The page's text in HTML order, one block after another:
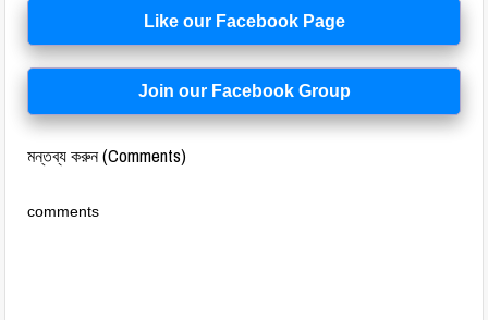
Like our Facebook Page
Join our Facebook Group
মন্তব্য করুন (Comments)
comments